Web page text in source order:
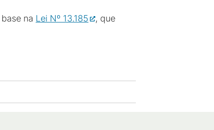
na Lei Nº 13.185
, que